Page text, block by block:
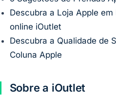
Descubra a Loja Apple
online iOutlet
Descubra a Qualidade de
Coluna Apple
Sobre a iOutlet